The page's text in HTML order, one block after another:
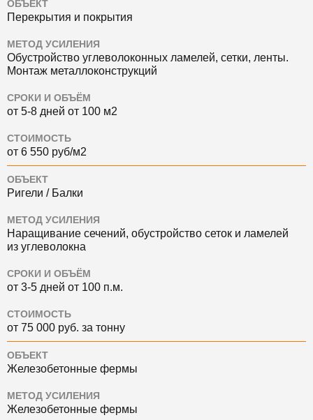
ОБЪЕКТ
Перекрытия и покрытия
МЕТОД УСИЛЕНИЯ
Обустройство углеволоконных ламелей, сетки, ленты.
Монтаж металлоконструкций
СРОКИ И ОБЪЁМ
от 5-8 дней от 100 м2
СТОИМОСТЬ
от 6 550 руб/м2
ОБЪЕКТ
Ригели / Балки
МЕТОД УСИЛЕНИЯ
Наращивание сечений, обустройство сеток и ламелей
из углеволокна
СРОКИ И ОБЪЁМ
от 3-5 дней от 100 п.м.
СТОИМОСТЬ
от 75 000 руб. за тонну
ОБЪЕКТ
Железобетонные фермы
МЕТОД УСИЛЕНИЯ
Железобетонные фермы